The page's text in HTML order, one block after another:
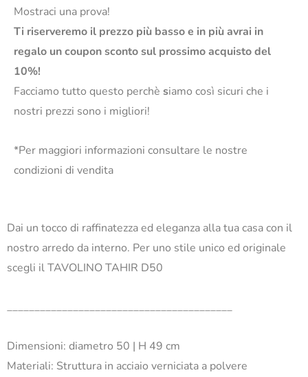
Mostraci una prova!
Ti riserveremo il prezzo più basso e in più avrai in
regalo un coupon sconto sul prossimo acquisto del
10%!
Facciamo tutto questo perchè siamo così sicuri che i
nostri prezzi sono i migliori!
*Per maggiori informazioni consultare le nostre
condizioni di vendita
Dai un tocco di raffinatezza ed eleganza alla tua casa con il
nostro arredo da interno. Per uno stile unico ed originale
scegli il TAVOLINO TAHIR D50
_________________________________________
Dimensioni: diametro 50 | H 49 cm
Materiali: Struttura in acciaio verniciata a polvere